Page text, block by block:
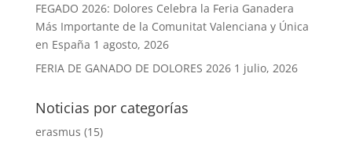
FEGADO 2026: Dolores Celebra la Feria Ganadera
Más Importante de la Comunitat Valenciana y Única
en España 1 agosto, 2026
FERIA DE GANADO DE DOLORES 2026 1 julio, 2026
Noticias por categorías
erasmus (15)